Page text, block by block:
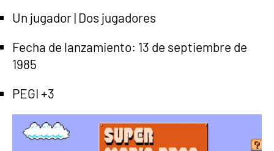
Un jugador | Dos jugadores
Fecha de lanzamiento: 13 de septiembre de
1985
PEGI +3